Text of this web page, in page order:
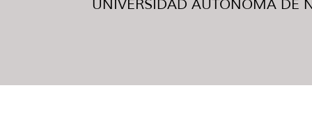
UNIVERSIDAD AUTÓNOMA DE